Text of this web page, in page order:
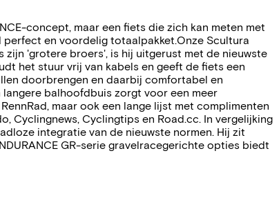
concept, maar een fiets die zich kan meten met
perfect en voordelig totaalpakket.Onze Scultura
'grotere broers', is hij uitgerust met de nieuwste
het stuur vrij van kabels en geeft de fiets een
doorbrengen en daarbij comfortabel en
balhoofdbuis zorgt voor een meer
maar ook een lange lijst met complimenten
Cyclingnews, Cyclingtips en Road.cc. In vergelijking
integratie van de nieuwste normen. Hij zit
GR-serie gravelracegerichte opties biedt